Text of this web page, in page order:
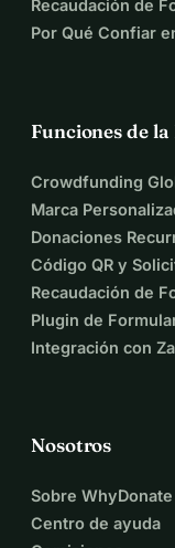
Recaudación de
Por Qué Confiar
Funciones de
Crowdfunding
Marca
Donaciones
Código QR y
Recaudación de
Plugin de
Integración con
Nosotros
Sobre WhyDonate
Centro de ayuda